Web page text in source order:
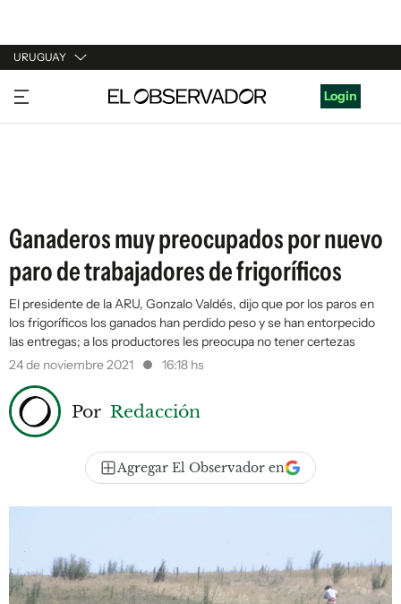
URUGUAY
URUGUAY
ARGENTINA
Login
Ganaderos muy preocupados por nuevo
paro de trabajadores de frigoríficos
El presidente de la ARU, Gonzalo Valdés, dijo que por los paros en
los frigoríficos los ganados han perdido peso y se han entorpecido
las entregas; a los productores les preocupa no tener certezas
24 de noviembre 2021
16:18 hs
Por Redacción
Agregar El Observador en